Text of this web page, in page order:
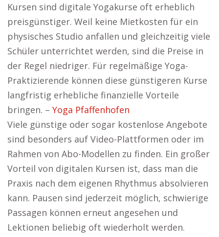
Kursen sind digitale Yogakurse oft erheblich
preisgünstiger. Weil keine Mietkosten für ein
physisches Studio anfallen und gleichzeitig viele
Schüler unterrichtet werden, sind die Preise in
der Regel niedriger. Für regelmäßige Yoga-
Praktizierende können diese günstigeren Kurse
langfristig erhebliche finanzielle Vorteile
bringen. – Yoga Pfaffenhofen
Viele günstige oder sogar kostenlose Angebote
sind besonders auf Video-Plattformen oder im
Rahmen von Abo-Modellen zu finden. Ein großer
Vorteil von digitalen Kursen ist, dass man die
Praxis nach dem eigenen Rhythmus absolvieren
kann. Pausen sind jederzeit möglich, schwierige
Passagen können erneut angesehen und
Lektionen beliebig oft wiederholt werden.